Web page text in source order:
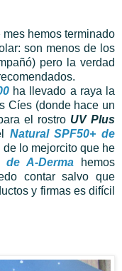
hemos terminado
son menos de los
pero la verdad
ha llevado a raya la
Cíes (donde hace un
el rostro UV Plus
Natural SPF50+ de
lo mejorcito que he
de A-Derma hemos
contar salvo que
y firmas es difícil